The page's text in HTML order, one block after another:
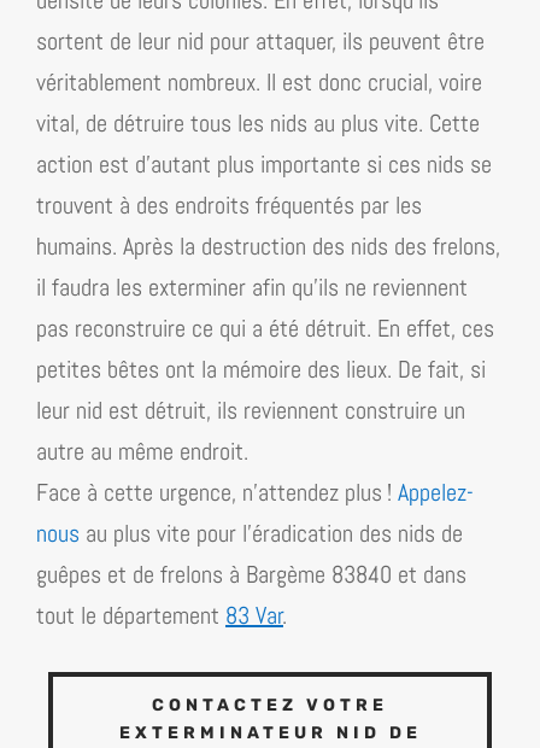
sortent de leur nid pour attaquer, ils peuvent être
véritablement nombreux. Il est donc crucial, voire
vital, de détruire tous les nids au plus vite. Cette
action est d’autant plus importante si ces nids se
trouvent à des endroits fréquentés par les
humains. Après la destruction des nids des frelons,
il faudra les exterminer afin qu’ils ne reviennent
pas reconstruire ce qui a été détruit. En effet, ces
petites bêtes ont la mémoire des lieux. De fait, si
leur nid est détruit, ils reviennent construire un
autre au même endroit.
Face à cette urgence, n’attendez plus ! Appelez-
nous au plus vite pour l’éradication des nids de
guêpes et de frelons à Bargème 83840 et dans
tout le département 83 Var.
CONTACTEZ VOTRE
EXTERMINATEUR NID DE